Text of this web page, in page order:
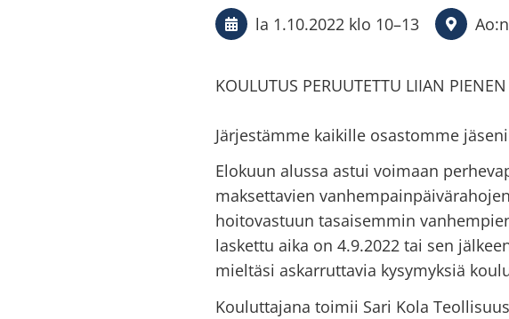
la 1.10.2022 klo 10–13
KOULUTUS PERUUTETTU LIIAN
Järjestämme kaikille osastomme
Elokuun alussa astui voimaan
maksettavien
hoitovastuun tasaisemmin
laskettu aika on 4.9.2022 tai sen
mieltäsi askarruttavia kysymyksiä
Kouluttajana toimii Sari Kola